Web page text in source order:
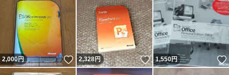
2,000円 いいね！
2,328円 いいね！
1,550円